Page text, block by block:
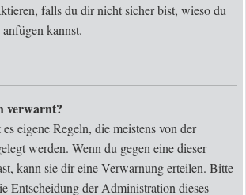
falls du dir nicht sicher bist, wieso du
kannst.
verwarnt?
eigene Regeln, die meistens von der
werden. Wenn du gegen eine dieser
kann sie dir eine Verwarnung erteilen. Bitte
Entscheidung der Administration dieses